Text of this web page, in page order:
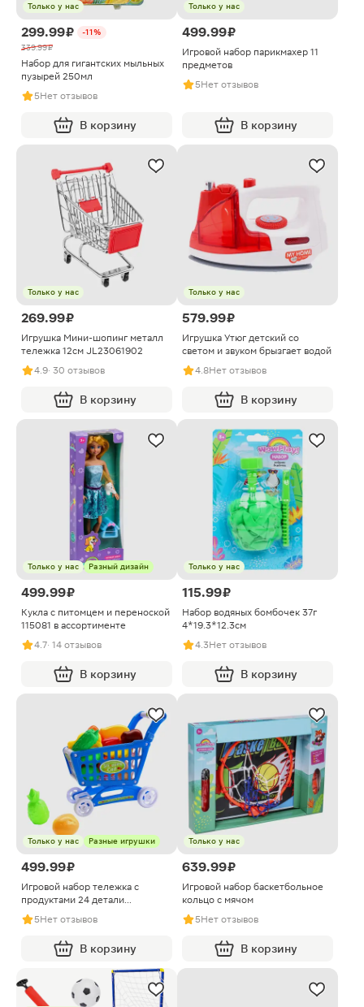
Только у нас
299.99 ₽
-11%
339.99 ₽
Набор для гигантских мыльных
пузырей 250мл
5Нет отзывов
В корзину
Только у нас
499.99 ₽
Игровой набор парикмахер 11
предметов
5Нет отзывов
В корзину
Только у нас
269.99 ₽
Игрушка Мини-шопинг металл
тележка 12см JL23061902
4.9· 30 отзывов
В корзину
Только у нас
579.99 ₽
Игрушка Утюг детский со
светом и звуком брызгает водой
4.8Нет отзывов
В корзину
Только у нас Разный дизайн
499.99 ₽
Кукла с питомцем и переноской
115081 в ассортименте
4.7· 14 отзывов
В корзину
Только у нас
115.99 ₽
Набор водяных бомбочек 37г
4*19.3*12.3см
4.3Нет отзывов
В корзину
Только у нас Разные игрушки
499.99 ₽
Игровой набор тележка с
продуктами 24 детали
LH23070530 в ассортименте
5Нет отзывов
В корзину
Только у нас
639.99 ₽
Игровой набор баскетбольное
кольцо с мячом
5Нет отзывов
В корзину